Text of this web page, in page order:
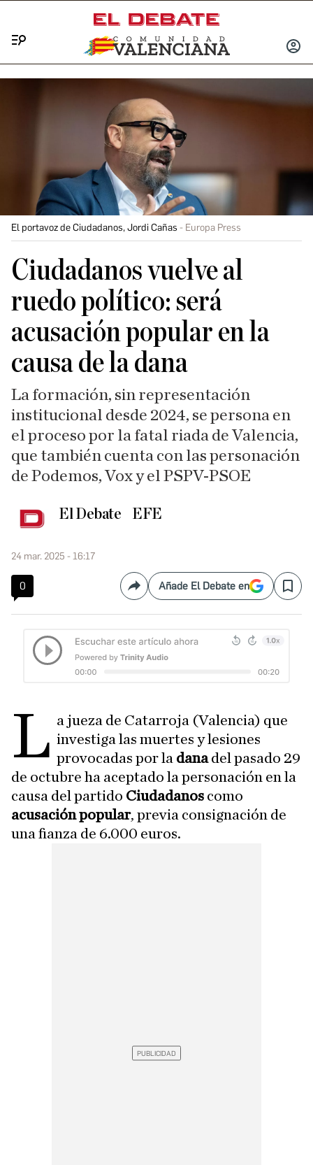
INICIAR
El portavoz de Ciudadanos, Jordi Cañas Europa Press
Ciudadanos vuelve al
ruedo político: será
acusación popular en la
causa de la dana
La formación, sin representación
institucional desde 2024, se persona en
el proceso por la fatal riada de Valencia,
que también cuenta con las personación
de Podemos, Vox y el PSPV-PSOE
El Debate EFE
24 mar. 2025 - 16:17
0 CompartirAñade El Debate en Save
L a jueza de Catarroja (Valencia) que
investiga las muertes y lesiones
provocadas por la danadel pasado 29
de octubre ha aceptado la personación en la
causa del partido Ciudadanos como
acusación popular, previa consignación de
una fianza de 6.000 euros.